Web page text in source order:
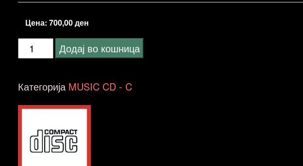
Цена: 700,00ден
Cocker,
-
количина
Додај во кошница
Категорија MUSIC CD - C